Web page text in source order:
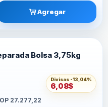
Agregar
Bolsa 3,75kg
Divisas -13,04%
6,08$
27.277,22